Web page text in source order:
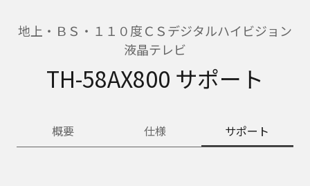
地上・ＢＳ・１１０度ＣＳデジタルハイビジョン
液晶テレビ
TH-58AX800 サポート
概要 仕様 サポート